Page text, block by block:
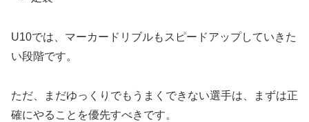
U10では、マーカードリブルもスピードアップしていきた
い段階です。
ただ、まだゆっくりでもうまくできない選手は、まずは正
確にやることを優先すべきです。